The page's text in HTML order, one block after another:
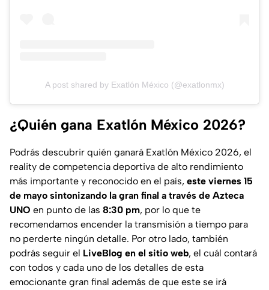
A post shared by Exatlón México (@exatlonmx)
¿Quién gana Exatlón México 2026?
Podrás descubrir quién ganará Exatlón México 2026, el
reality de competencia deportiva de alto rendimiento
más importante y reconocido en el país, este viernes 15
de mayo sintonizando la gran final a través de Azteca
UNO en punto de las 8:30 pm, por lo que te
recomendamos encender la transmisión a tiempo para
no perderte ningún detalle. Por otro lado, también
podrás seguir el LiveBlog en el sitio web, el cuál contará
con todos y cada uno de los detalles de esta
emocionante gran final además de que este se irá